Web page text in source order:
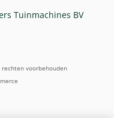
Tuinmachines BV
voorbehouden